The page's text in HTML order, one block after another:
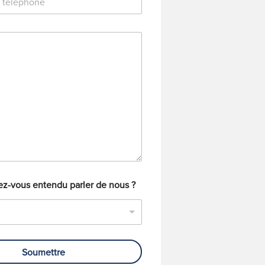
vous entendu parler de nous ?
Soumettre